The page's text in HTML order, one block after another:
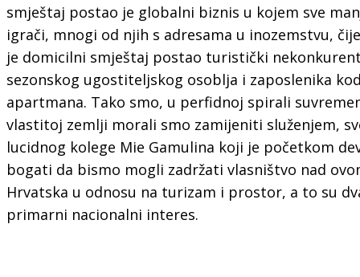
smještaj postao je globalni biznis u kojem sve
igrači, mnogi od njih s adresama u inozemstvu,
je domicilni smještaj postao turistički
sezonskog ugostiteljskog osoblja i zaposlenika
apartmana. Tako smo, u perfidnoj spirali
vlastitoj zemlji morali smo zamijeniti služenjem,
lucidnog kolege Mie Gamulina koji je početkom
bogati da bismo mogli zadržati vlasništvo nad
Hrvatska u odnosu na turizam i prostor, a to su
primarni nacionalni interes.